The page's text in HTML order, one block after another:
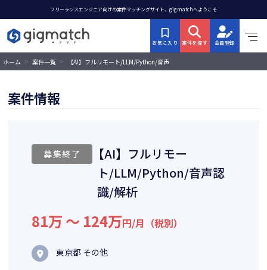
フリーランスエンジニア向けの案件マッチングサイト、gigmatchへようこそ
お気に入り 案件を探す 会員登録
ホーム > 案件一覧 >
【AI】フルリモート/LLM/Python/音声
案件情報
募集終了
【AI】フルリモー
ト/LLM/Python/音声認
識/解析
81万 〜 124万円/月（税別）
東京都 その他